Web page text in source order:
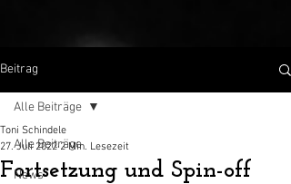
Beitrag
Alle Beiträge
News
Alle Beiträge
Fortsetzung und Spin-off
Toni Schindele
27. Juli 2022 2 Min. Lesezeit